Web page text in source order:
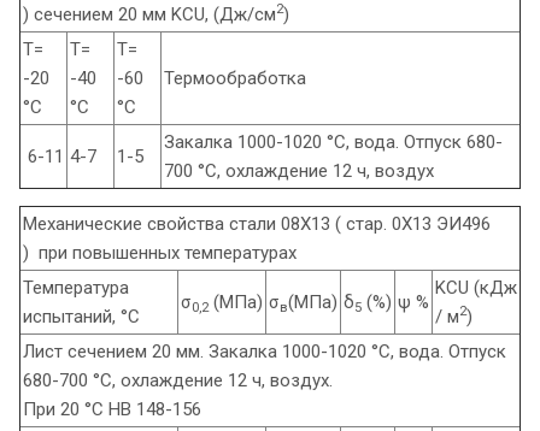
) сечением 20 мм KCU, (Дж/см2)
Т=
-20
°С
Т=
-40
°С
Т=
-60
°С
Термообработка
6-11 4-7 1-5
Закалка 1000-1020 °С, вода. Отпуск 680-
700 °С, охлаждение 12 ч, воздух
Механические свойства стали 08Х13 ( стар. 0Х13 ЭИ496
) при повышенных температурах
Температура
испытаний, °С
σ0,2 (МПа) σв(МПа) δ5 (%) ψ %
KCU (кДж
/ м2)
Лист сечением 20 мм. Закалка 1000-1020 °С, вода. Отпуск
680-700 °С, охлаждение 12 ч, воздух.
При 20 °С HB 148-156